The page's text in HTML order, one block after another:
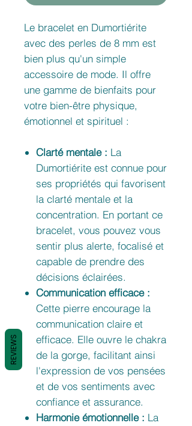
Le bracelet en Dumortiérite
avec des perles de 8 mm est
bien plus qu'un simple
accessoire de mode. Il offre
une gamme de bienfaits pour
votre bien-être physique,
émotionnel et spirituel :
Clarté mentale : La
Dumortiérite est connue pour
ses propriétés qui favorisent
la clarté mentale et la
concentration. En portant ce
bracelet, vous pouvez vous
sentir plus alerte, focalisé et
capable de prendre des
décisions éclairées.
Communication efficace :
Cette pierre encourage la
communication claire et
efficace. Elle ouvre le chakra
de la gorge, facilitant ainsi
l'expression de vos pensées
et de vos sentiments avec
confiance et assurance.
Harmonie émotionnelle : La
REVIEWS